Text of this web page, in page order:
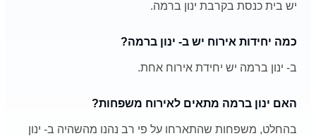
יש בית כנסת בקרבת ינון ברמה.
כמה יחידות אירוח יש ב- ינון ברמה?
ב- ינון ברמה יש יחידת אירוח אחת.
האם ינון ברמה מתאים לאירוח משפחות?
בהחלט, משפחות שהתארחו על פי רב נהנו מהשהיה ב- ינון